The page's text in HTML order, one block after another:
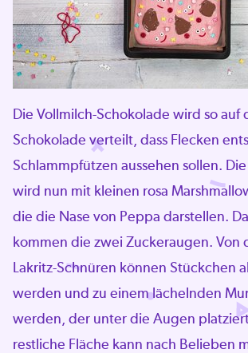
Die Vollmilch-Schokolade wird so auf
Schokolade verteilt, dass Flecken
Schlammpfützen aussehen sollen.
wird nun mit kleinen rosa
die die Nase von Peppa darstellen.
kommen die zwei Zuckeraugen. Von
Lakritz-Schnüren können Stückchen
werden und zu einem lächelnden
werden, der unter die Augen
restliche Fläche kann nach Belieben